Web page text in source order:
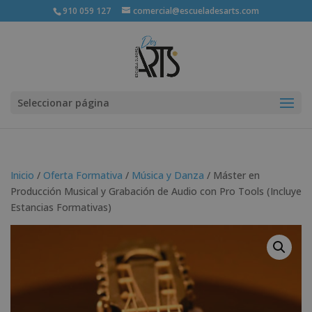
910 059 127 comercial@escueladesarts.com
Seleccionar página
Inicio / Oferta Formativa / Música y Danza / Máster en
Producción Musical y Grabación de Audio con Pro Tools (Incluye
Estancias Formativas)